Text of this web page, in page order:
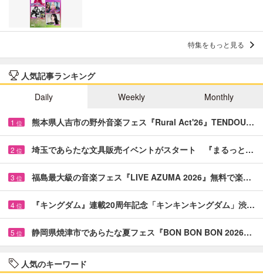
特集をもっと見る
人気記事ランキング
Daily
Weekly Monthly
1 位 熊本県人吉市の野外音楽フェス『Rural Act'26』TENDOU…
2 位 埼玉であらたな文具販売イベントがスタート 『まるっと…
3 位 福島最大級の音楽フェス『LIVE AZUMA 2026』無料で楽…
4 位 『キングダム』連載20周年記念「キンキンキングダム」渋…
5 位 静岡県焼津市であらたな夏フェス『BON BON BON 2026…
人気のキーワード